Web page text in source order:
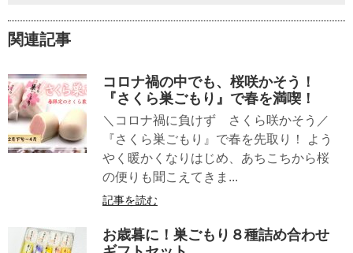
関連記事
コロナ禍の中でも、桜咲かそう！
『さくら巣ごもり』で春を満喫！
＼コロナ禍に負けず さくら咲かそう／
『さくら巣ごもり』で春を先取り！ よう
やく暖かくなりはじめ、あちこちから桜
の便りも聞こえてきま...
記事を読む
お歳暮に！巣ごもり８種詰め合わせ